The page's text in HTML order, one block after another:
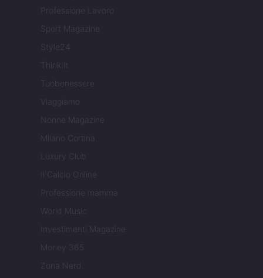
Professione Lavoro
Sport Magazine
Style24
Think.it
Tuobenessere
Viaggiamo
Nonne Magazine
Milano Cortina
Luxury Club
Il Calcio Online
Professione mamma
World Music
Investimenti Magazine
Money 365
Zona Nerd